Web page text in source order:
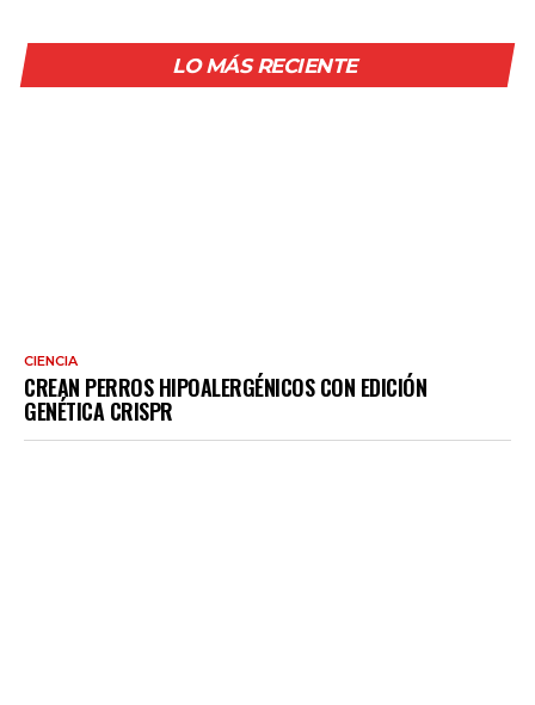
LO MÁS RECIENTE
CIENCIA
CREAN PERROS HIPOALERGÉNICOS CON EDICIÓN
GENÉTICA CRISPR